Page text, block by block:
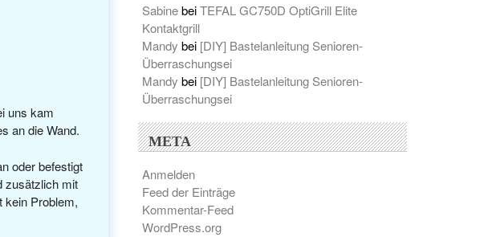
uns kam
an die Wand.
oder befestigt
zusätzlich mit
kein Problem,
SabinebeiTEFAL GC750D OptiGrill Elite
Kontaktgrill
Mandy bei [DIY] Bastelanleitung Senioren-
Überraschungsei
Mandy bei [DIY] Bastelanleitung Senioren-
Überraschungsei
META
Anmelden
Feed der Einträge
Kommentar-Feed
WordPress.org